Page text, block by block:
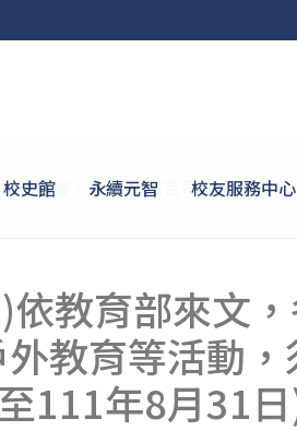
校史館 永續元智 校友服務中心
外集會、校外教學(含畢業旅行)、
教育部來文
教育等活動
111年8月31日